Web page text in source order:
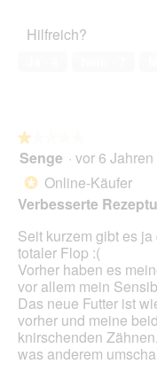
1
Hilfreich?
★★★★★
★★★★★
1
Sternen.
Senge · vor 6 Jahren
* Online-Käufer
Verbesserte
Seit kurzem gibt es
totaler Flop :(
Vorher haben es
vor allem mein
Das neue Futter ist
vorher und meine
knirschenden
was anderem